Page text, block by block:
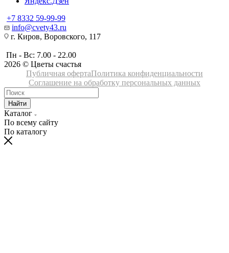
+7 8332 59-99-99
info@cvety43.ru
г. Киров, Воровского, 117
Пн - Вс: 7.00 - 22.00
2026 © Цветы счастья
Публичная офертаПолитика конфиденциальности
Соглашение на обработку персональных данных
Найти
Каталог
По всему сайту
По каталогу